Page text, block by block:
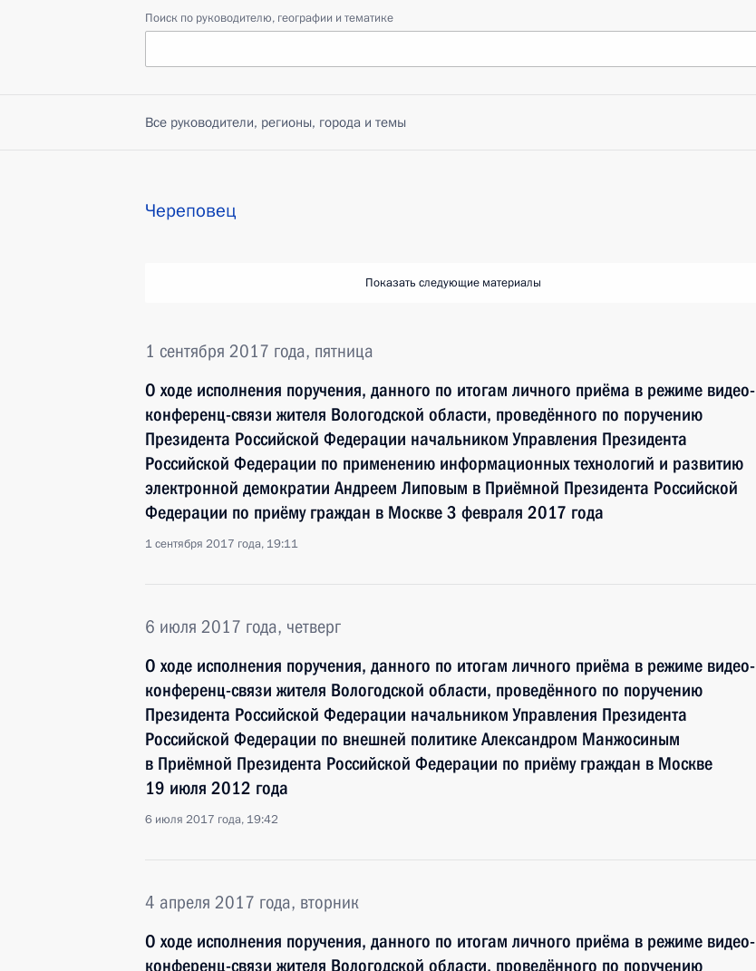
Поиск по руководителю, географии и тематике
Все руководители, регионы, города и темы
Череповец
Показать следующие материалы
1 сентября 2017 года, пятница
О ходе исполнения поручения, данного по итогам личного приёма в режиме видео-
конференц-связи жителя Вологодской области, проведённого по поручению
Президента Российской Федерации начальником Управления Президента
Российской Федерации по применению информационных технологий и развитию
электронной демократии Андреем Липовым в Приёмной Президента Российской
Федерации по приёму граждан в Москве 3 февраля 2017 года
1 сентября 2017 года, 19:11
6 июля 2017 года, четверг
О ходе исполнения поручения, данного по итогам личного приёма в режиме видео-
конференц-связи жителя Вологодской области, проведённого по поручению
Президента Российской Федерации начальником Управления Президента
Российской Федерации по внешней политике Александром Манжосиным
в Приёмной Президента Российской Федерации по приёму граждан в Москве
19 июля 2012 года
6 июля 2017 года, 19:42
4 апреля 2017 года, вторник
О ходе исполнения поручения, данного по итогам личного приёма в режиме видео-
конференц-связи жителя Вологодской области, проведённого по поручению